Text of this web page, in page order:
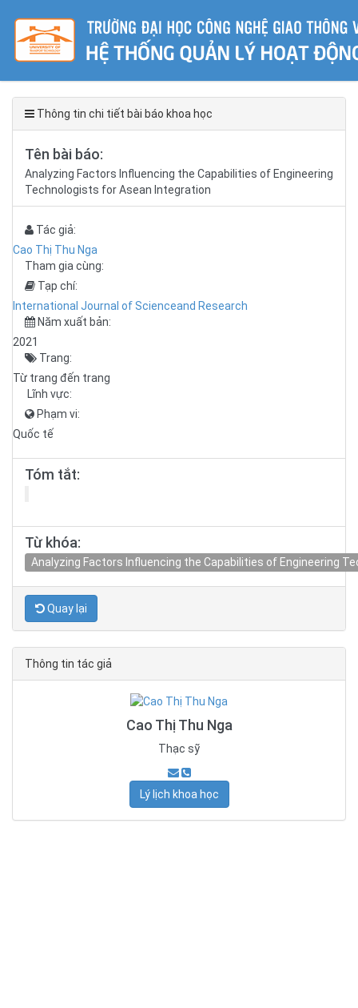
Thông tin chi tiết bài báo khoa học
Tên bài báo:
Analyzing Factors Influencing the Capabilities of Engineering
Technologists for Asean Integration
Tác giả:
Cao Thị Thu Nga
Tham gia cùng:
Tạp chí:
International Journal of Scienceand Research
Năm xuất bản:
2021
Trang:
Từ trang đến trang
Lĩnh vực:
Phạm vi:
Quốc tế
Tóm tắt:
Từ khóa:
Analyzing Factors Influencing the Capabilities of Engineering
Quay lại
Thông tin tác giả
Cao Thị Thu Nga
Thạc sỹ
Lý lịch khoa học